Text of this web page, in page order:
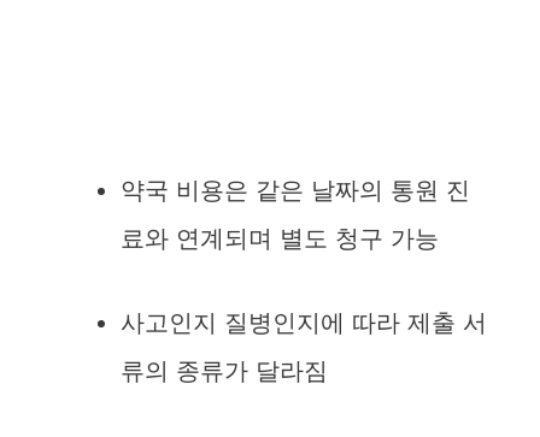
약국 비용은 같은 날짜의 통원 진
료와 연계되며 별도 청구 가능
사고인지 질병인지에 따라 제출 서
류의 종류가 달라짐